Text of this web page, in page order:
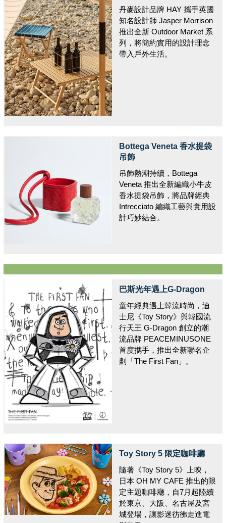
丹麥設計品牌 HAY 攜手英國
知名設計師 Jasper Morrison
推出全新 Outdoor Market 系
列，將簡約實用的設計理念
帶入戶外生活。
Bottega Veneta 香水提袋
吊飾
吊飾熱潮持續，Bottega
Veneta 推出全新編織小牛皮
香水提袋吊飾，將品牌經典
Intrecciato 編織工藝與實用設
計巧妙結合。
巴斯光年遇上G-Dragon
童年經典遇上韓流時尚，迪
士尼《Toy Story》與韓國流
行天王 G-Dragon 創立的潮
流品牌 PEACEMINUSONE
首度攜手，推出全新聯名企
劃「The First Fan」。
Toy Story 5 限定咖啡廳
隨著《Toy Story 5》上映，
日本 OH MY CAFE 推出的限
定主題咖啡廳，自7月起陸續
於東京、大阪、名古屋及宮
城登場，讓影迷彷彿走進電